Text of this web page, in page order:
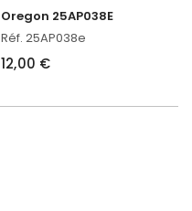
Oregon 25AP038E
Réf. 25AP038e
12,00 €